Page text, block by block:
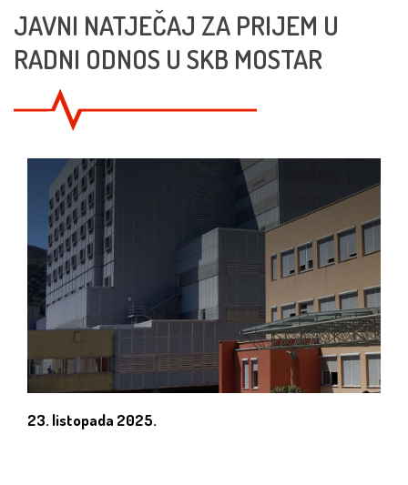
JAVNI NATJEČAJ ZA PRIJEM U
RADNI ODNOS U SKB MOSTAR
23. listopada 2025.